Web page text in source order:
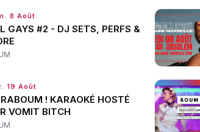
8 Août
GAYS #2 - DJ SETS, PERFS &
19 Août
! KARAOKÉ HOSTÉ
VOMIT BITCH